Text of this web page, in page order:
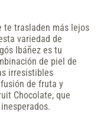
te trasladen más lejos
variedad de
Ibáñez es tu
de piel de
irresistibles
de fruta y
Chocolate, que